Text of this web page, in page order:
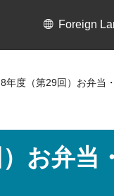
Foreign
年度（第29回）お弁当
お弁